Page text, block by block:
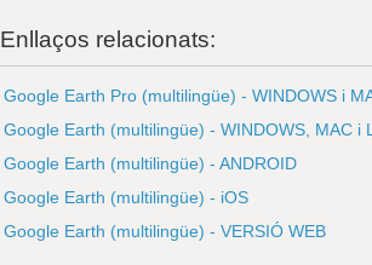
Enllaços relacionats:
Google Earth Pro (multilingüe) - WINDOWS i
Google Earth (multilingüe) - WINDOWS, MAC i
Google Earth (multilingüe) - ANDROID
Google Earth (multilingüe) - iOS
Google Earth (multilingüe) - VERSIÓ WEB